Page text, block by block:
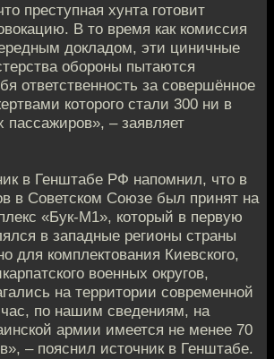
преступная хунта готовит
В то время как комиссия
докладом, эти циничные
обороны пытаются
ответственность за совершённое
которого стали 300 ни в
пассажиров», – заявляет
в Генштабе РФ напомнил, что в
в Советском Союзе был принят на
«Бук-М1», который в первую
в западные регионы страны
для комплектования Киевского,
военных округов,
на территории современной
по нашим сведениям, на
армии имеется не менее 70
– пояснил источник в Генштабе.